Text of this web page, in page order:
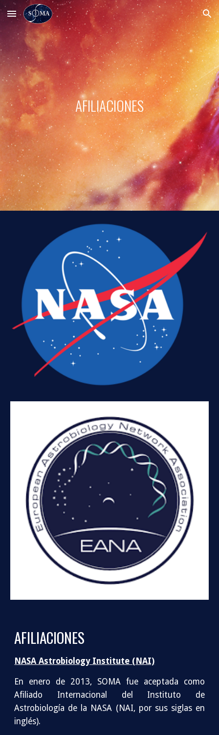
Skip to main content Skip to navigation
AFILIACIONES
AFILIACIONES
NASA Astro­bi­ol­ogy Insti­tute (NAI)
En enero de 2013, SOMA fue aceptada como
Afiliado Internacional del Instituto de
Astrobiología de la NASA (NAI, por sus siglas en
inglés).